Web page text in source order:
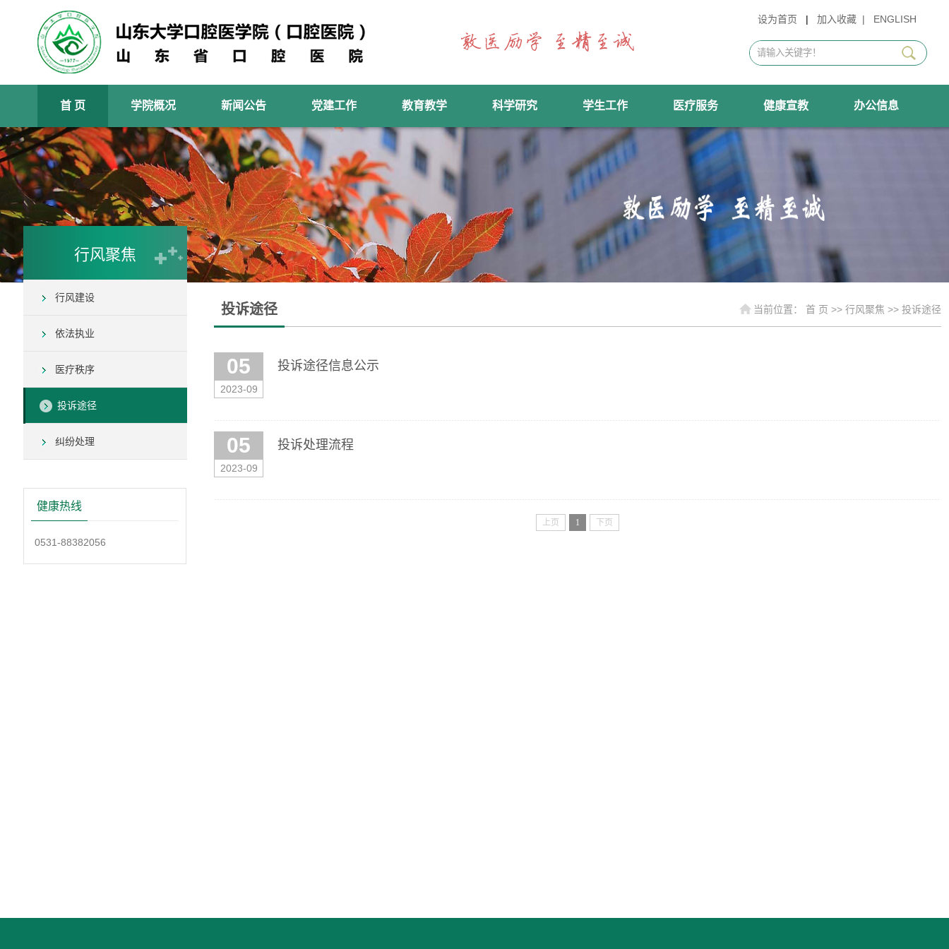
设为首页 | 加入收藏 | ENGLISH
首 页 学院概况 新闻公告 党建工作 教育教学 科学研究 学生工作 医疗服务 健康宣教 办公信息
行风聚焦
行风建设
依法执业
医疗秩序
投诉途径
纠纷处理
健康热线
0531-88382056
投诉途径 当前位置： 首 页 >> 行风聚焦 >> 投诉途径
05
2023-09
投诉途径信息公示
05
2023-09
投诉处理流程
上页 1 下页